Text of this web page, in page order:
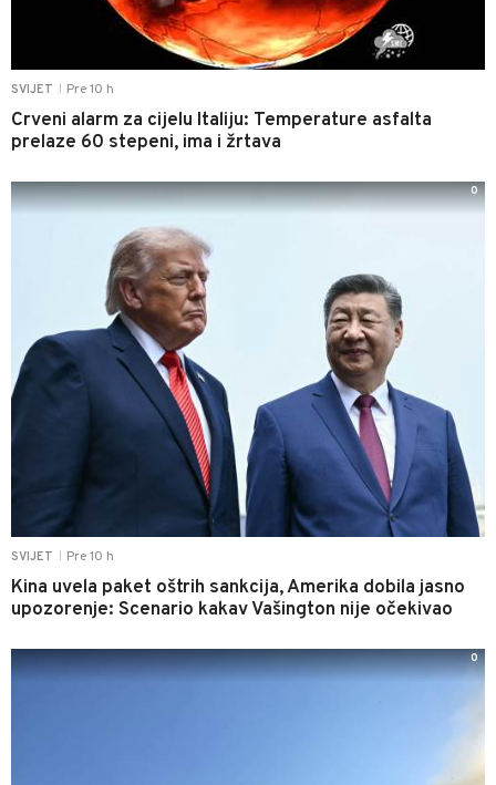
SVIJET Pre 10 h
Crveni alarm za cijelu Italiju: Temperature asfalta
prelaze 60 stepeni, ima i žrtava
SVIJET Pre 10 h
Kina uvela paket oštrih sankcija, Amerika dobila jasno
upozorenje: Scenario kakav Vašington nije očekivao
0
0